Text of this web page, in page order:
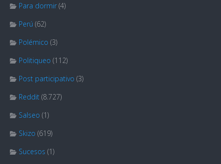
Para dormir (4)
Perú (62)
Polémico (3)
Politiqueo (112)
Post participativo (3)
Reddit (8.727)
Salseo (1)
Skizo (619)
Sucesos (1)